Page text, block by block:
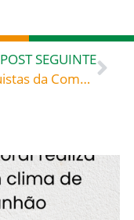
POST SEGUINTE
Catequistas da Comarca de Navegantes em encontro de formação na Paróquia N. Sra. da Penha